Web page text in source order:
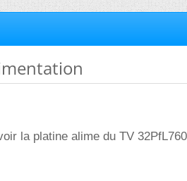
la platine alime du TV